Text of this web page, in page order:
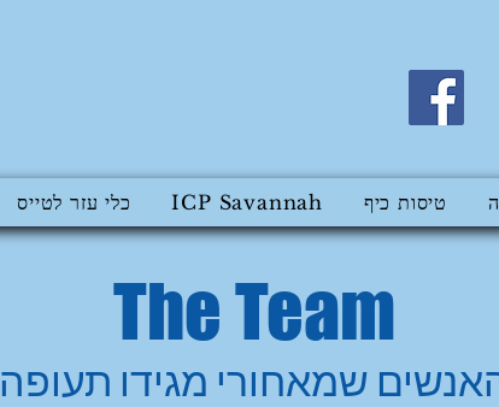
טיסות כיף ICP Savannah כלי עזר לטייס
The Team
שמאחורי מגידו תעופה